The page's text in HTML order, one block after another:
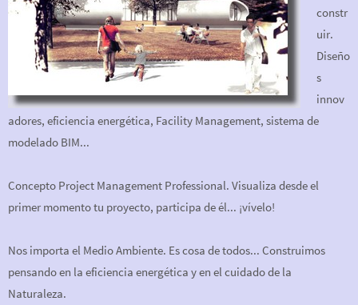
de
constr
uir.
Diseño
s
innov
adores, eficiencia energética, Facility Management, sistema de
ConceptoProject Management Professional . Visualiza desde el
Nos importa el Medio Ambiente. Es cosa de todos... Construimos
pensando en la eficiencia energética y en el cuidado de la